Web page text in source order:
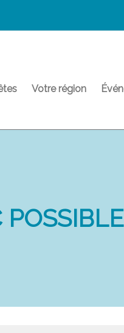
Votre région
POSSIBLE